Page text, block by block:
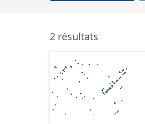
2 résultats